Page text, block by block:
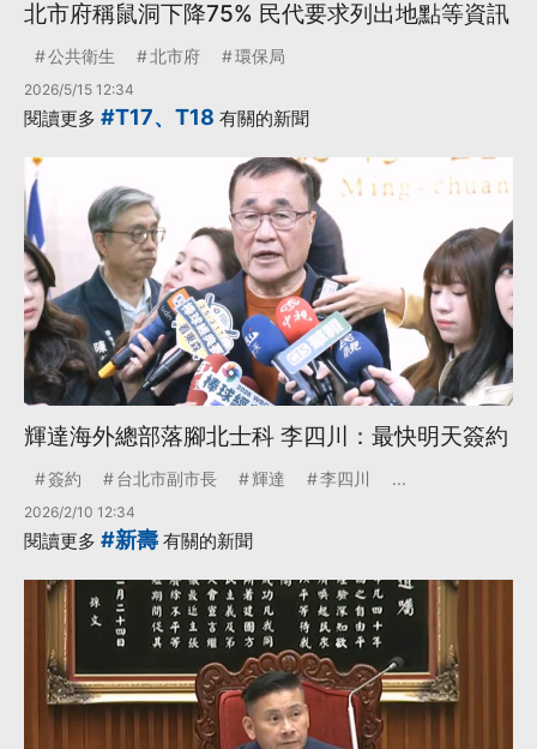
北市府稱鼠洞下降75% 民代要求列出地點等資訊
公共衛生 北市府 環保局
2026/5/15 12:34
閱讀更多 #T17、T18 有關的新聞
輝達海外總部落腳北士科 李四川：最快明天簽約
簽約 台北市副市長 輝達 李四川 ...
2026/2/10 12:34
閱讀更多 #新壽 有關的新聞